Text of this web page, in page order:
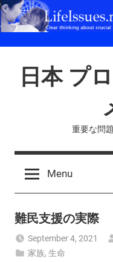
Skip
to
日本 プ
重要な問
Menu
難民支援の実際
September 4, 2021
家族,生命